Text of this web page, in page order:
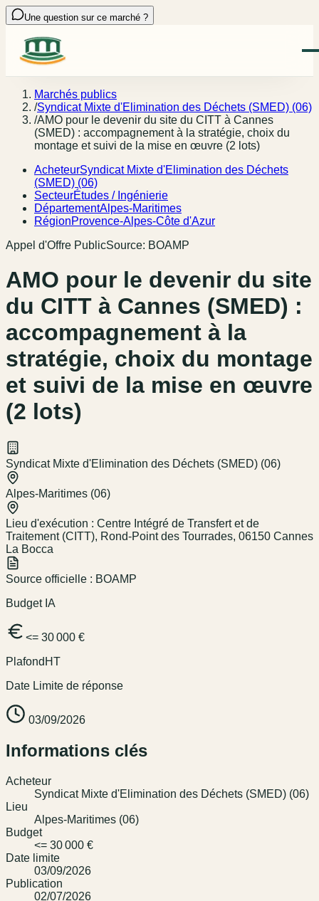
Une question sur ce marché ?
Marchés publics
/Syndicat Mixte d'Elimination des Déchets (SMED) (06)
/AMO pour le devenir du site du CITT à Cannes
(SMED) : accompagnement à la stratégie, choix du
montage et suivi de la mise en œuvre (2 lots)
AcheteurSyndicat Mixte d'Elimination des Déchets
(SMED) (06)
SecteurÉtudes / Ingénierie
DépartementAlpes-Maritimes
RégionProvence-Alpes-Côte d'Azur
Appel d'Offre PublicSource: BOAMP
AMO pour le devenir du site
du CITT à Cannes (SMED) :
accompagnement à la
stratégie, choix du montage
et suivi de la mise en œuvre
(2 lots)
Syndicat Mixte d'Elimination des Déchets (SMED) (06)
Alpes-Maritimes (06)
Lieu d'exécution : Centre Intégré de Transfert et de
Traitement (CITT), Rond-Point des Tourrades, 06150 Cannes
La Bocca
Source officielle : BOAMP
Budget IA
<= 30 000 €
Plafond HT
Date Limite de réponse
03/09/2026
Informations clés
Acheteur
Syndicat Mixte d'Elimination des Déchets (SMED) (06)
Lieu
Alpes-Maritimes (06)
Budget
<= 30 000 €
Date limite
03/09/2026
Publication
02/07/2026